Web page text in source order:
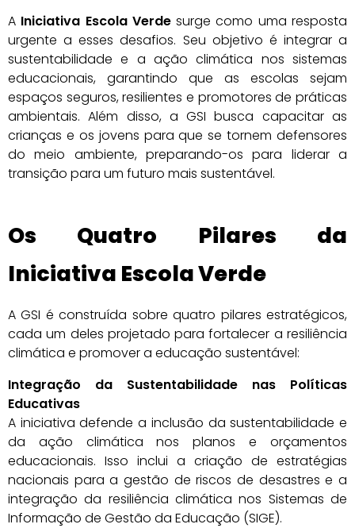
A Iniciativa Escola Verdesurge como uma resposta
urgente a esses desafios. Seu objetivo é integrar a
sustentabilidade e a ação climática nos sistemas
educacionais, garantindo que as escolas sejam
espaços seguros, resilientes e promotores de práticas
ambientais. Além disso, a GSI busca capacitar as
crianças e os jovens para que se tornem defensores
do meio ambiente, preparando-os para liderar a
transição para um futuro mais sustentável.
Os Quatro Pilares da
Iniciativa Escola Verde
A GSI é construída sobre quatro pilares estratégicos,
cada um deles projetado para fortalecer a resiliência
climática e promover a educação sustentável:
Integração da Sustentabilidade nas Políticas
Educativas
A iniciativa defende a inclusão da sustentabilidade e
da ação climática nos planos e orçamentos
educacionais. Isso inclui a criação de estratégias
nacionais para a gestão de riscos de desastres e a
integração da resiliência climática nos Sistemas de
Informação de Gestão da Educação (SIGE).